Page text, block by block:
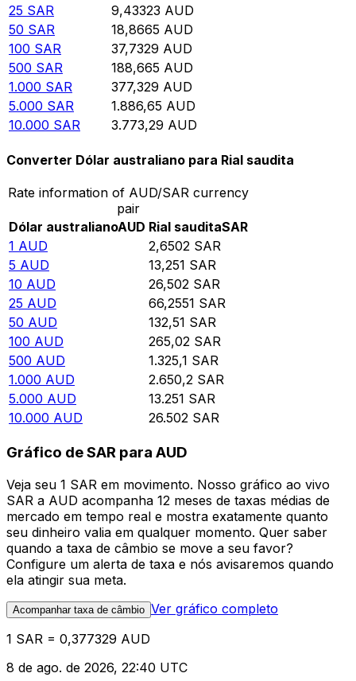
25 SAR 9,43323 AUD
50 SAR 18,8665 AUD
100 SAR 37,7329 AUD
500 SAR 188,665 AUD
1.000 SAR 377,329 AUD
5.000 SAR 1.886,65 AUD
10.000 SAR 3.773,29 AUD
Converter Dólar australiano para Rial saudita
Rate information of AUD/SAR currency
pair
Dólar australianoAUD Rial sauditaSAR
1 AUD 2,6502 SAR
5 AUD 13,251 SAR
10 AUD 26,502 SAR
25 AUD 66,2551 SAR
50 AUD 132,51 SAR
100 AUD 265,02 SAR
500 AUD 1.325,1 SAR
1.000 AUD 2.650,2 SAR
5.000 AUD 13.251 SAR
10.000 AUD 26.502 SAR
Gráfico de SAR para AUD
Veja seu 1 SAR em movimento. Nosso gráfico ao vivo
SAR a AUD acompanha 12 meses de taxas médias de
mercado em tempo real e mostra exatamente quanto
seu dinheiro valia em qualquer momento. Quer saber
quando a taxa de câmbio se move a seu favor?
Configure um alerta de taxa e nós avisaremos quando
ela atingir sua meta.
Acompanhar taxa de câmbio Ver gráfico completo
1 SAR = 0,377329 AUD
8 de ago. de 2026, 22:40 UTC